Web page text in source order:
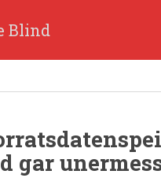
Blind
gar